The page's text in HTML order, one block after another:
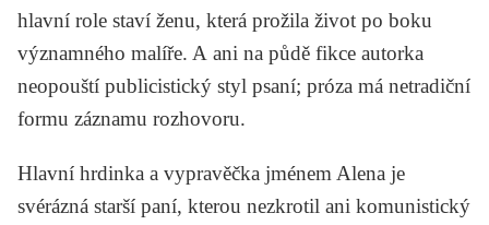
hlavní role staví ženu, která prožila život po boku
významného malíře. A ani na půdě fikce autorka
neopouští publicistický styl psaní; próza má netradiční
formu záznamu rozhovoru.
Hlavní hrdinka a vypravěčka jménem Alena je
svérázná starší paní, kterou nezkrotil ani komunistický